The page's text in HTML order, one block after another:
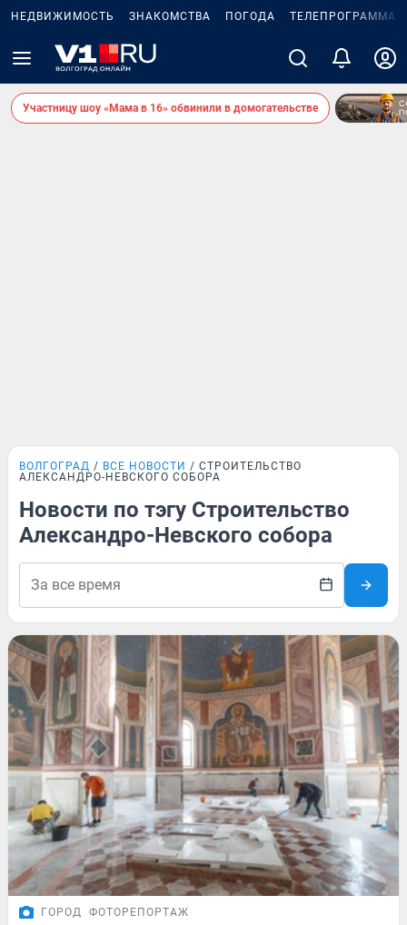
НЕДВИЖИМОСТЬ ЗНАКОМСТВА ПОГОДА ТЕЛЕПРОГРАММА
Участницу шоу «Мама в 16» обвинили в домогательстве
ВОЛГОГРАД ВСЕ НОВОСТИ
СТРОИТЕЛЬСТВО
АЛЕКСАНДРО-НЕВСКОГО СОБОРА
Новости по тэгу Строительство
Александро-Невского собора
ГОРОД ФОТОРЕПОРТАЖ